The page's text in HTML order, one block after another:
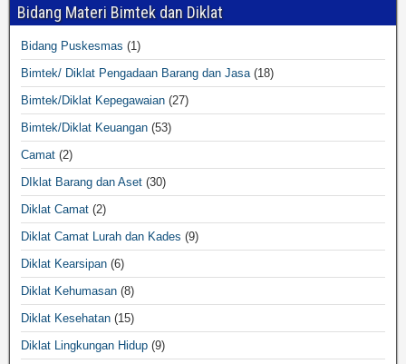
Bidang Materi Bimtek dan Diklat
Bidang Puskesmas (1)
Bimtek/ Diklat Pengadaan Barang dan Jasa (18)
Bimtek/Diklat Kepegawaian (27)
Bimtek/Diklat Keuangan (53)
Camat (2)
DIklat Barang dan Aset (30)
Diklat Camat (2)
Diklat Camat Lurah dan Kades (9)
Diklat Kearsipan (6)
Diklat Kehumasan (8)
Diklat Kesehatan (15)
Diklat Lingkungan Hidup (9)